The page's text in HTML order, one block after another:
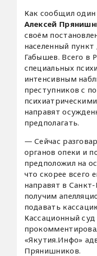
Как сообщил
Алексей
своём
населенный
Габышев. Всего в
специальных
интенсивным
преступников с
направят
предполагать.
— Сейчас
органов опеки и
предположил на
что скорее всего
направят в
получим
подавать
Кассационный
«Якутия.Инфо»
Прянишников.